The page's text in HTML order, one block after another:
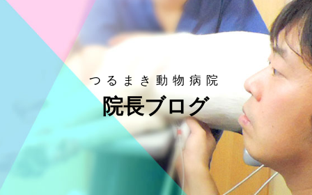
つるまき動物病院
院長ブログ